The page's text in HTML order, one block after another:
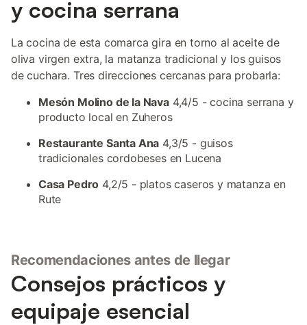
y cocina serrana
La cocina de esta comarca gira en torno al aceite de
oliva virgen extra, la matanza tradicional y los guisos
de cuchara. Tres direcciones cercanas para probarla:
Mesón Molino de la Nava4,4/5 - cocina serrana y
producto local en Zuheros
Restaurante Santa Ana 4,3/5 - guisos
tradicionales cordobeses en Lucena
Casa Pedro 4,2/5 - platos caseros y matanza en
Rute
Recomendaciones antes de llegar
Consejos prácticos y
equipaje esencial